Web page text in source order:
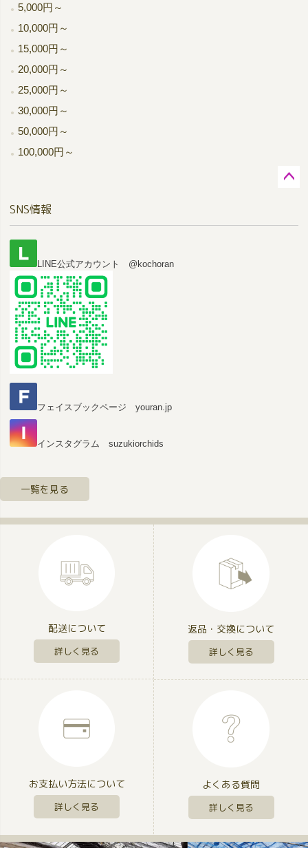
5,000円～
10,000円～
15,000円～
20,000円～
25,000円～
30,000円～
50,000円～
100,000円～
ップ
SNS情報
LINE公式アカウント @kochoran
フェイスブックページ youran.jp
インスタグラム suzukiorchids
一覧を見る
配送について
詳しく見る
返品・交換について
詳しく見る
お支払い方法について
詳しく見る
よくある質問
詳しく見る